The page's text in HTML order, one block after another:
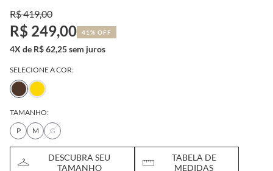
R$ 419,00
R$ 249,00 41% OFF
4X de R$ 62,25 sem juros
SELECIONE A COR:
TAMANHO:
P
M G
DESCUBRA SEU
TAMANHO
TABELA DE
MEDIDAS